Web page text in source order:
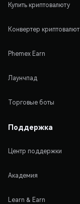
Купить криптовалюту
Конвертер криптовалют
Phemex Earn
Лаунчпад
Торговые боты
Поддержка
Центр поддержки
Академия
Learn & Earn